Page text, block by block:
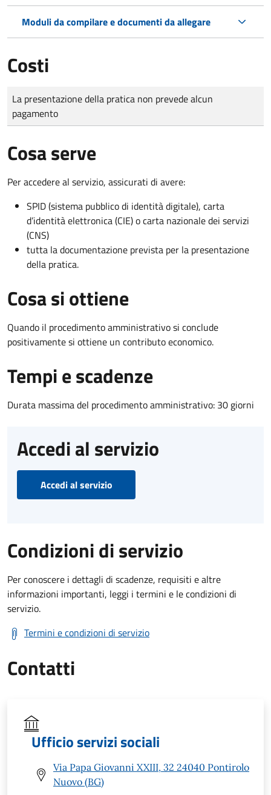
Moduli da compilare e documenti da allegare
Costi
Tipo di pagamento
Importo
La presentazione della pratica non prevede alcun
pagamento
Cosa serve
Per accedere al servizio, assicurati di avere:
SPID (sistema pubblico di identità digitale), carta
d’identità elettronica (CIE) o carta nazionale dei servizi
(CNS)
tutta la documentazione prevista per la presentazione
della pratica.
Cosa si ottiene
Quando il procedimento amministrativo si conclude
positivamente si ottiene un contributo economico.
Tempi e scadenze
Durata massima del procedimento amministrativo: 30 giorni
Accedi al servizio
Accedi al servizio
Condizioni di servizio
Per conoscere i dettagli di scadenze, requisiti e altre
informazioni importanti, leggi i termini e le condizioni di
servizio.
Termini e condizioni di servizio
Contatti
Ufficio servizi sociali
Via Papa Giovanni XXIII, 32 24040 Pontirolo
Nuovo (BG)